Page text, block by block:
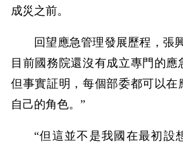
成災之前。
回望應急管理發展歷程，張
目前國務院還沒有成立專門的應
但事實証明，每個部委都可以在
自己的角色。”
“但這並不是我國在最初設